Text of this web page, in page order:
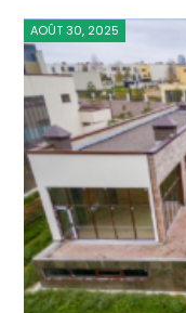
AOÛT 30, 2025